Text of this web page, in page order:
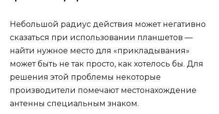
Небольшой радиус действия может негативно
сказаться при использовании планшетов —
найти нужное место для «прикладывания»
может быть не так просто, как хотелось бы. Для
решения этой проблемы некоторые
производители помечают местонахождение
антенны специальным знаком.